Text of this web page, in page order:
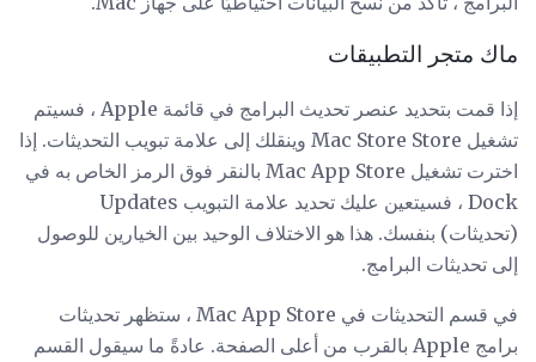
ماك متجر التطبيقات
إذا قمت بتحديد عنصر تحديث البرامج في قائمة Apple ، فسيتم
تشغيل Mac Store Store وينقلك إلى علامة تبويب التحديثات. إذا
اخترت تشغيل Mac App Store بالنقر فوق الرمز الخاص به في
Dock ، فسيتعين عليك تحديد علامة التبويب Updates
(تحديثات) بنفسك. هذا هو الاختلاف الوحيد بين الخيارين للوصول
إلى تحديثات البرامج.
في قسم التحديثات في Mac App Store ، ستظهر تحديثات
برامج Apple بالقرب من أعلى الصفحة. عادةً ما سيقول القسم